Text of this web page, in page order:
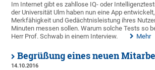
Im Internet gibt es zahllose IQ- oder
der Universität Ulm haben nun eine App
Merkfähigkeit und Gedächtnisleistung ihres
Minuten messen sollen. Warum solche Tests so
Herr Prof. Schwab in einem Interview.
Mehr
Begrüßung eines neuen
14.10.2016